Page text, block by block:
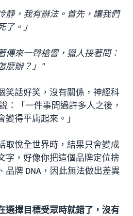
靜，我有辦法。首先，讓我們
了。」
傳來一聲槍響，獵人接著問：
麼辦？」"
笑話好笑，沒有關係，神經科
：「一件事問過許多人之後，
得平庸起來。」
取悅全世界時，結果只會變成
字，好像你把這個品牌定位捨
品牌 DNA，因此無法做出差異
選擇目標受眾時就錯了，沒有